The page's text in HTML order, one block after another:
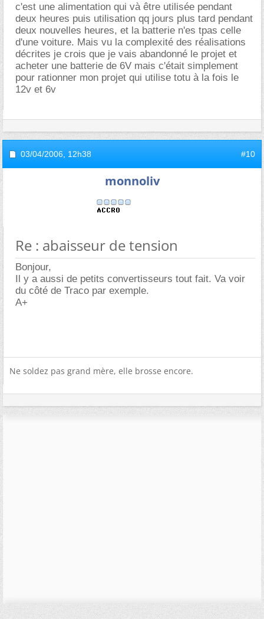
c'est une alimentation qui và être utilisée pendant
deux heures puis utilisation qq jours plus tard pendant
deux nouvelles heures, et la batterie n'es tpas celle
d'une voiture. Mais vu la complexité des réalisations
décrites je crois que je vais abandonné le projet et
acheter une batterie de 6V mais c'était simplement
pour rationner mon projet qui utilise totu à la fois le
12v et 6v
03/04/2006, 12h38 #10
monnoliv
Re : abaisseur de tension
Bonjour,
Il y a aussi de petits convertisseurs tout fait. Va voir
du côté de Traco par exemple.
A+
Ne soldez pas grand mère, elle brosse encore.